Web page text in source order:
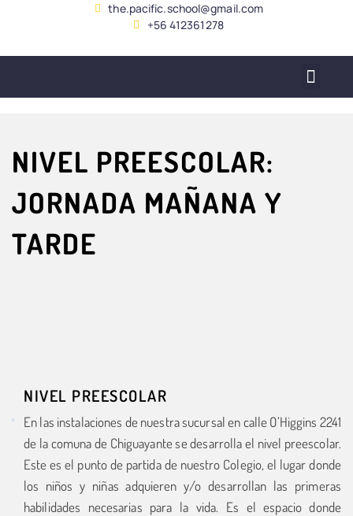
the.pacific.school@gmail.com
+56 412361278
NIVEL PREESCOLAR:
JORNADA MAÑANA Y
TARDE
NIVEL PREESCOLAR
En las instalaciones de nuestra sucursal en calle O’Higgins 2241
de la comuna de Chiguayante se desarrolla el nivel preescolar.
Este es el punto de partida de nuestro Colegio, el lugar donde
los niños y niñas adquieren y/o desarrollan las primeras
habilidades necesarias para la vida. Es el espacio donde